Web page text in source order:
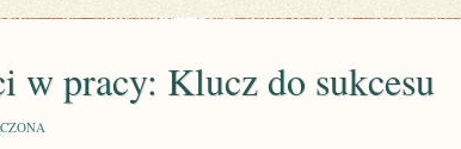
w pracy: Klucz do sukcesu